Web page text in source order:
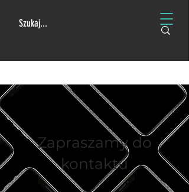
Zapraszamy do
kontaktu